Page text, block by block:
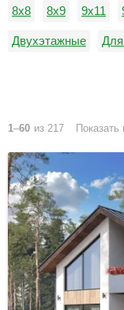
8х8 8х9 9х11
Двухэтажные Для
1–60 из 217 Показать